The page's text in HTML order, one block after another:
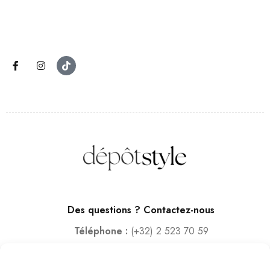
Des questions ? Contactez-nous
Téléphone : (+32) 2 523 70 59